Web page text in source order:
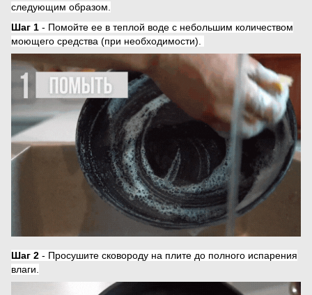
следующим образом.
Шаг 1 - Помойте ее в теплой воде с небольшим количеством
моющего средства (при необходимости).
Шаг 2 - Просушите сковороду на плите до полного испарения
влаги.